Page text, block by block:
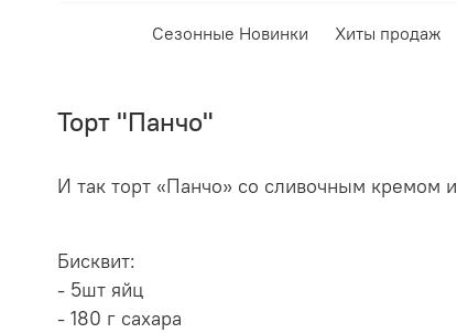
Сезонные Новинки Хиты продаж
Торт "Панчо"
И так торт «Панчо» со сливочным кремом и
Бисквит:
- 5шт яйц
- 180 г сахара